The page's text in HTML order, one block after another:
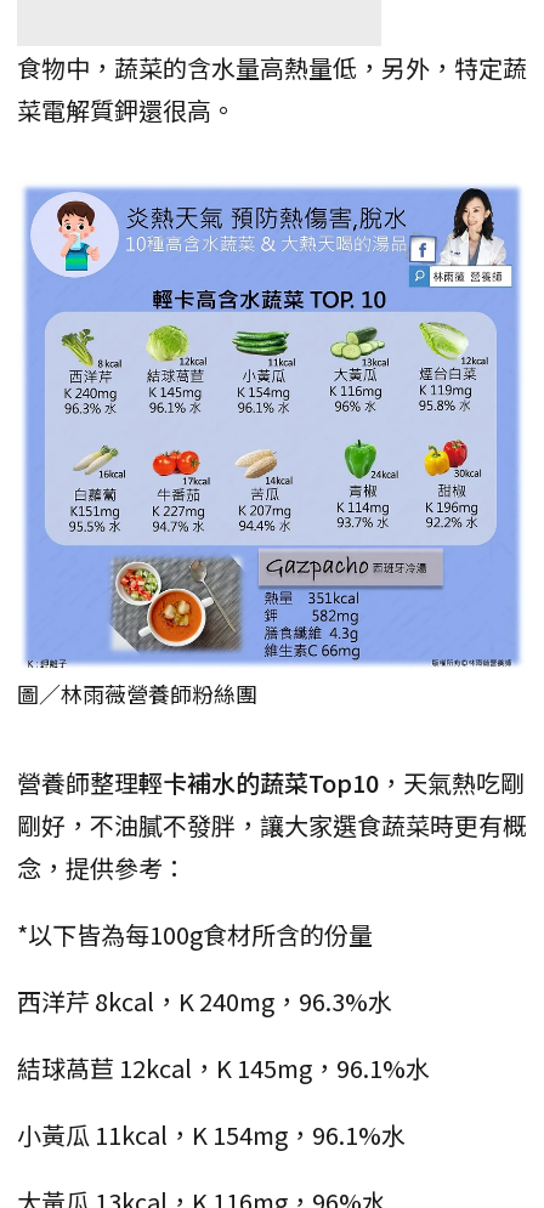
食物中，蔬菜的含水量高熱量低，另外，特定蔬
菜電解質鉀還很高。
圖／林雨薇營養師粉絲團
營養師整理輕卡補水的蔬菜Top10 ，天氣熱吃剛
剛好，不油膩不發胖，讓大家選食蔬菜時更有概
念，提供參考：
*以下皆為每100g食材所含的份量
西洋芹 8kcal，K 240mg，96.3%水
結球萵苣 12kcal，K 145mg，96.1%水
小黃瓜 11kcal，K 154mg，96.1%水